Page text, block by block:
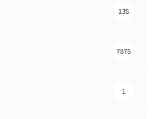
135
7875
1